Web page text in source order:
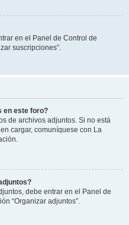
en el Panel de Control de
suscripciones”.
en este foro?
de archivos adjuntos. Si no está
cargar, comuníquese con La
debe entrar en el Panel de
“Organizar adjuntos”.